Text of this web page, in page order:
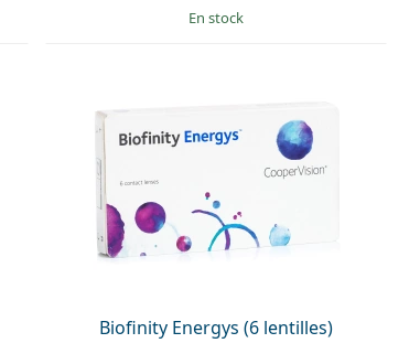
en stock
Biofinity Energys (6 lentilles)